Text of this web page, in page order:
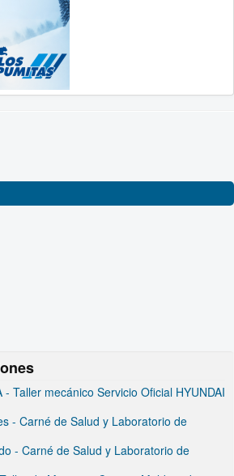
- Taller mecánico Servicio Oficial HYUNDAI
- Carné de Salud y Laboratorio de
- Carné de Salud y Laboratorio de